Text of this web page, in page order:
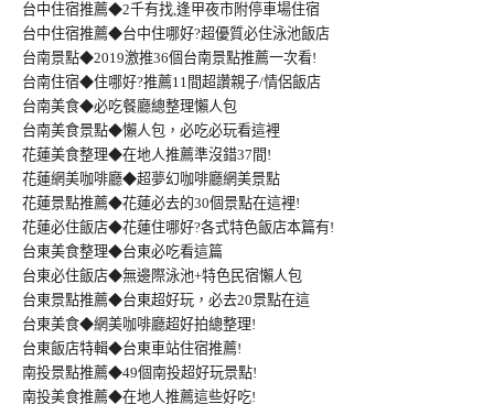
台中住宿推薦◆2千有找,逢甲夜市附停車場住宿
台中住宿推薦◆台中住哪好?超優質必住泳池飯店
台南景點◆2019激推36個台南景點推薦一次看!
台南住宿◆住哪好?推薦11間超讚親子/情侶飯店
台南美食◆必吃餐廳總整理懶人包
台南美食景點◆懶人包，必吃必玩看這裡
花蓮美食整理◆在地人推薦準沒錯37間!
花蓮網美咖啡廳◆超夢幻咖啡廳網美景點
花蓮景點推薦◆花蓮必去的30個景點在這裡!
花蓮必住飯店◆花蓮住哪好?各式特色飯店本篇有!
台東美食整理◆台東必吃看這篇
台東必住飯店◆無邊際泳池+特色民宿懶人包
台東景點推薦◆台東超好玩，必去20景點在這
台東美食◆網美咖啡廳超好拍總整理!
台東飯店特輯◆台東車站住宿推薦!
南投景點推薦◆49個南投超好玩景點!
南投美食推薦◆在地人推薦這些好吃!